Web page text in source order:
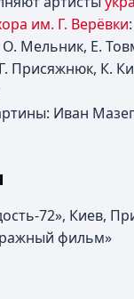
им. Г. Верёвки
Мельник, Е.
Присяжнюк, К.
Иван
72», Киев,
фильм»